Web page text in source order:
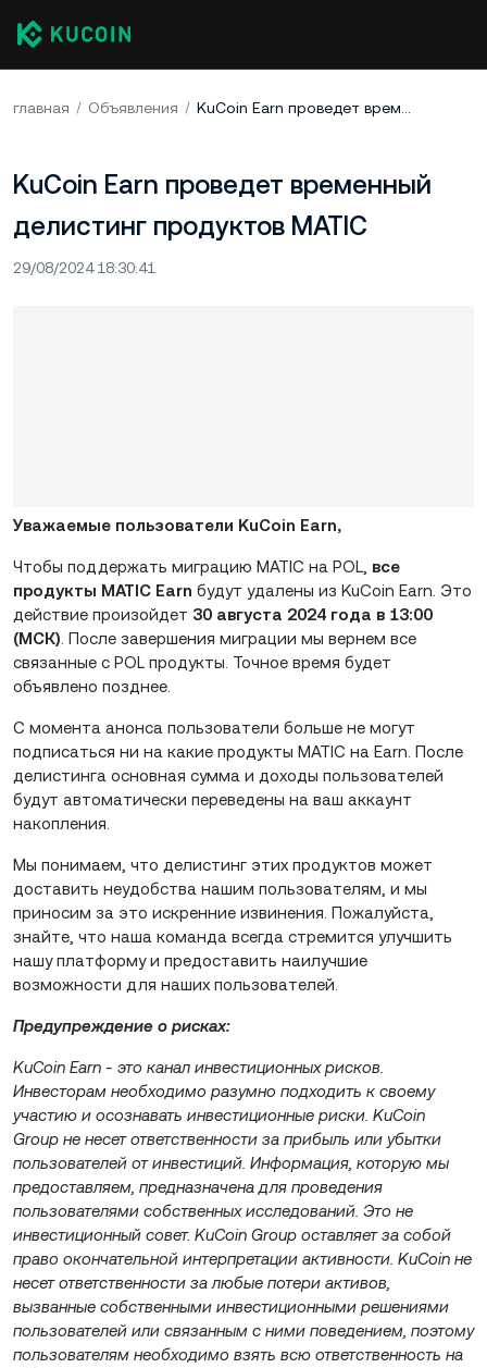
главная Объявления KuCoin Earn проведет временный делистинг продуктов MATIC
KuCoin Earn проведет временный
делистинг продуктов MATIC
29/08/2024 18:30:41
Уважаемые пользователи KuCoin Earn,
Чтобы поддержать миграцию MATIC на POL, все
продукты MATIC Earn будут удалены из KuCoin Earn. Это
действие произойдет 30 августа 2024 года в 13:00
(МСК) . После завершения миграции мы вернем все
связанные с POL продукты. Точное время будет
объявлено позднее.
С момента анонса пользователи больше не могут
подписаться ни на какие продукты MATIC на Earn. После
делистинга основная сумма и доходы пользователей
будут автоматически переведены на ваш аккаунт
накопления.
Мы понимаем, что делистинг этих продуктов может
доставить неудобства нашим пользователям, и мы
приносим за это искренние извинения. Пожалуйста,
знайте, что наша команда всегда стремится улучшить
нашу платформу и предоставить наилучшие
возможности для наших пользователей.
Предупреждение о рисках:
KuCoin Earn - это канал инвестиционных рисков.
Инвесторам необходимо разумно подходить к своему
участию и осознавать инвестиционные риски. KuCoin
Group не несет ответственности за прибыль или убытки
пользователей от инвестиций. Информация, которую мы
предоставляем, предназначена для проведения
пользователями собственных исследований. Это не
инвестиционный совет. KuCoin Group оставляет за собой
право окончательной интерпретации активности. KuCoin не
несет ответственности за любые потери активов,
вызванные собственными инвестиционными решениями
пользователей или связанным с ними поведением, поэтому
пользователям необходимо взять всю ответственность на